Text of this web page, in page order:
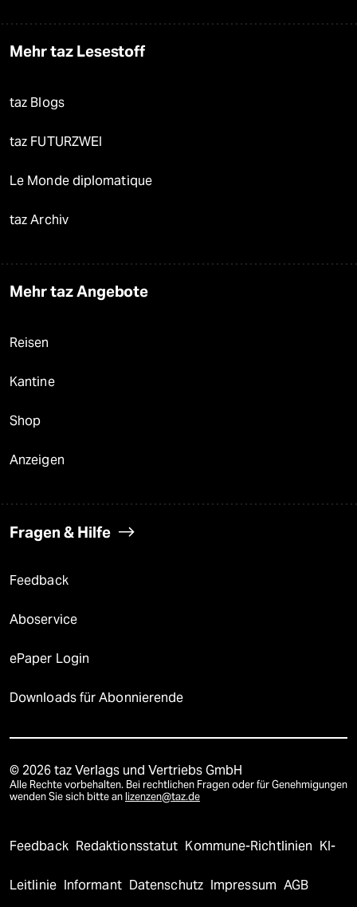
Mehr taz Lesestoff
taz Blogs
taz FUTURZWEI
Le Monde diplomatique
taz Archiv
Mehr taz Angebote
Reisen
Kantine
Shop
Anzeigen
Fragen & Hilfe
Feedback
Aboservice
ePaper Login
Downloads für Abonnierende
© 2026 taz Verlags und Vertriebs GmbH
Alle Rechte vorbehalten. Bei rechtlichen Fragen oder für Genehmigungen
wenden Sie sich bitte an lizenzen@taz.de
Feedback Redaktionsstatut Kommune-Richtlinien KI-
Leitlinie Informant Datenschutz Impressum AGB